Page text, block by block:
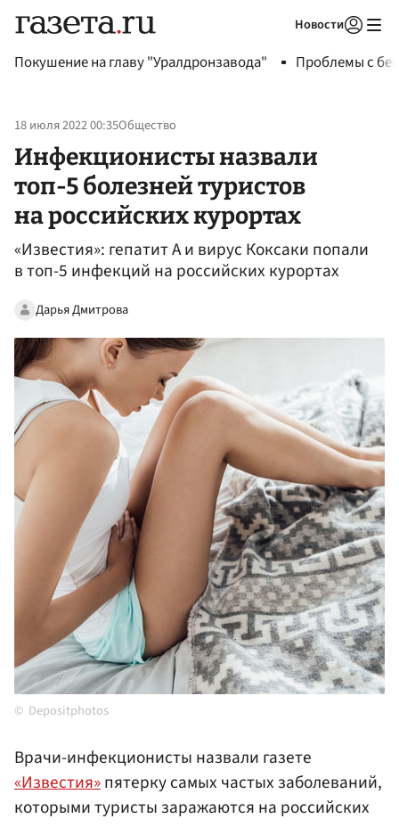
Новости
Покушение на главу "Уралдронзавода" Проблемы с
18 июля 2022 00:35Общество
Инфекционисты назвали
топ-5 болезней туристов
на российских курортах
«Известия»: гепатит А и вирус Коксаки попали
в топ-5 инфекций на российских курортах
Дарья Дмитрова
Depositphotos
Врачи-инфекционисты назвали газете
«Известия»пятерку самых частых заболеваний,
которыми туристы заражаются на российских